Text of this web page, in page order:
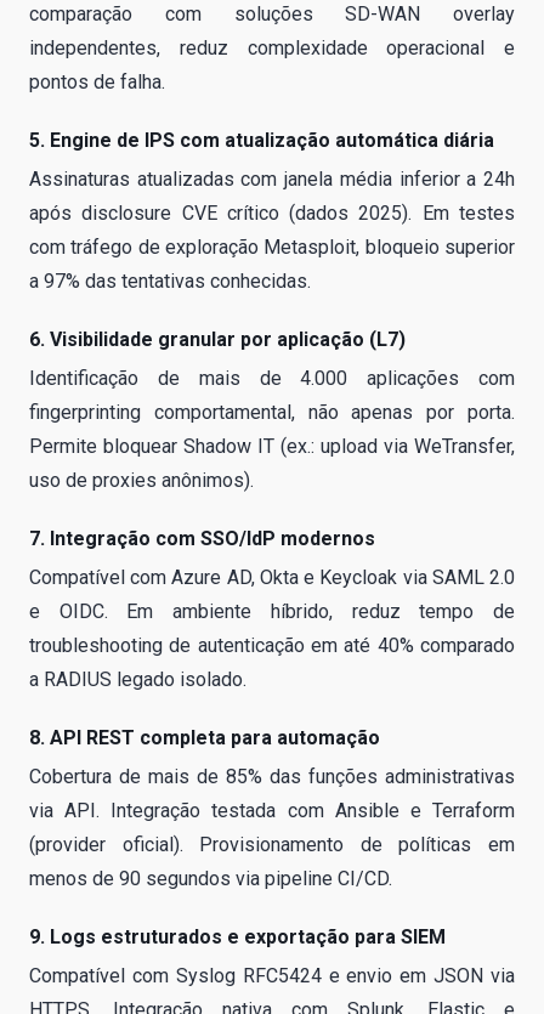
comparação com soluções SD-WAN overlay
independentes, reduz complexidade operacional e
pontos de falha.
5. Engine de IPS com atualização automática diária
Assinaturas atualizadas com janela média inferior a 24h
após disclosure CVE crítico (dados 2025). Em testes
com tráfego de exploração Metasploit, bloqueio superior
a 97% das tentativas conhecidas.
6. Visibilidade granular por aplicação (L7)
Identificação de mais de 4.000 aplicações com
fingerprinting comportamental, não apenas por porta.
Permite bloquear Shadow IT (ex.: upload via WeTransfer,
uso de proxies anônimos).
7. Integração com SSO/IdP modernos
Compatível com Azure AD, Okta e Keycloak via SAML 2.0
e OIDC. Em ambiente híbrido, reduz tempo de
troubleshooting de autenticação em até 40% comparado
a RADIUS legado isolado.
8. API REST completa para automação
Cobertura de mais de 85% das funções administrativas
via API. Integração testada com Ansible e Terraform
(provider oficial). Provisionamento de políticas em
menos de 90 segundos via pipeline CI/CD.
9. Logs estruturados e exportação para SIEM
Compatível com Syslog RFC5424 e envio em JSON via